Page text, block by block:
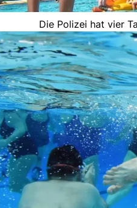
Die Polizei hat vier